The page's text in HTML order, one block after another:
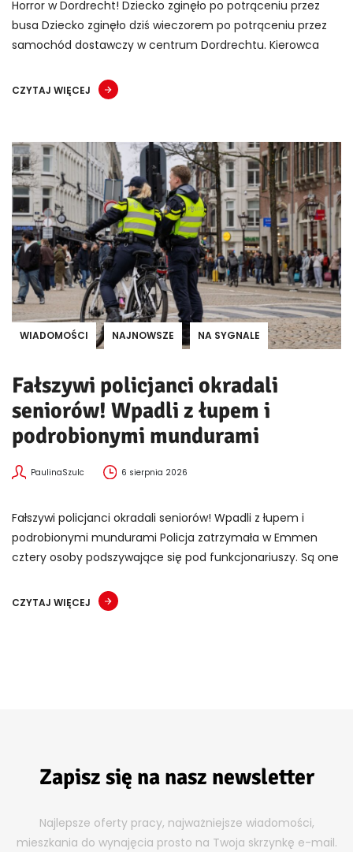
Horror w Dordrecht! Dziecko zginęło po potrąceniu przez
busa Dziecko zginęło dziś wieczorem po potrąceniu przez
samochód dostawczy w centrum Dordrechtu. Kierowca
CZYTAJ WIĘCEJ
WIADOMOŚCI NAJNOWSZE NA SYGNALE
Fałszywi policjanci okradali
seniorów! Wpadli z łupem i
podrobionymi mundurami
PaulinaSzulc 6 sierpnia 2026
Fałszywi policjanci okradali seniorów! Wpadli z łupem i
podrobionymi mundurami Policja zatrzymała w Emmen
cztery osoby podszywające się pod funkcjonariuszy. Są one
CZYTAJ WIĘCEJ
Zapisz się na nasz newsletter
Najlepsze oferty pracy, najważniejsze wiadomości,
mieszkania do wynajęcia prosto na Twoja skrzynkę e-mail.